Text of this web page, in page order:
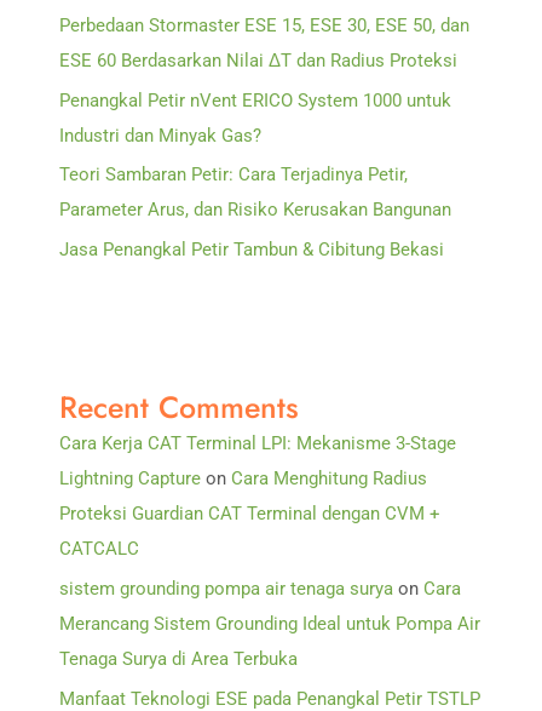
Perbedaan Stormaster ESE 15, ESE 30, ESE 50, dan
ESE 60 Berdasarkan Nilai ΔT dan Radius Proteksi
Penangkal Petir nVent ERICO System 1000 untuk
Industri dan Minyak Gas?
Teori Sambaran Petir: Cara Terjadinya Petir,
Parameter Arus, dan Risiko Kerusakan Bangunan
Jasa Penangkal Petir Tambun & Cibitung Bekasi
Recent Comments
Cara Kerja CAT Terminal LPI: Mekanisme 3-Stage
Lightning Capture on Cara Menghitung Radius
Proteksi Guardian CAT Terminal dengan CVM +
CATCALC
sistem grounding pompa air tenaga surya on Cara
Merancang Sistem Grounding Ideal untuk Pompa Air
Tenaga Surya di Area Terbuka
Manfaat Teknologi ESE pada Penangkal Petir TSTLP